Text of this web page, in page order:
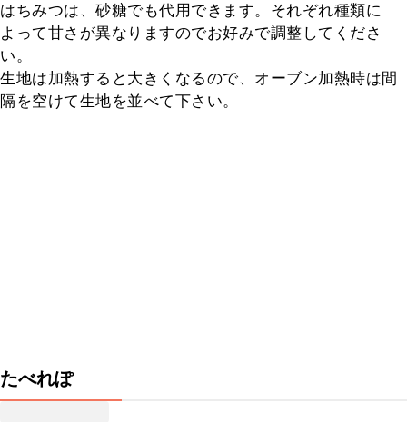
はちみつは、砂糖でも代用できます。それぞれ種類に
よって甘さが異なりますのでお好みで調整してくださ
い。
生地は加熱すると大きくなるので、オーブン加熱時は間
隔を空けて生地を並べて下さい。
たべれぽ